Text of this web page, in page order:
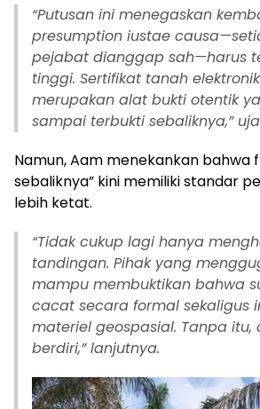
“Putusan ini menegaskan
presumption iustae
pejabat dianggap sah—harus
tinggi. Sertifikat tanah
merupakan alat bukti otentik
sampai terbukti sebaliknya,”
Namun, Aam menekankan bahwa
sebaliknya” kini memiliki standar
lebih ketat.
“Tidak cukup lagi hanya
tandingan. Pihak yang
mampu membuktikan bahwa
cacat secara formal sekaligus
materiel geospasial. Tanpa
berdiri,” lanjutnya.